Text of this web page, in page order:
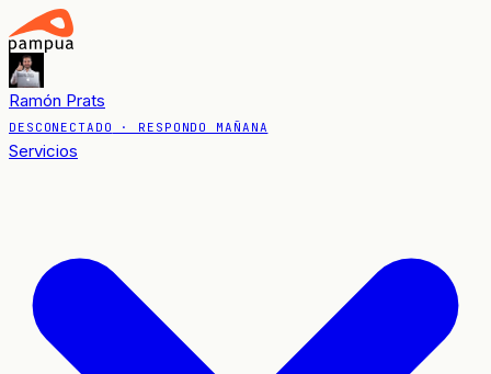
Ramón Prats
DESCONECTADO · RESPONDO MAÑANA
Servicios